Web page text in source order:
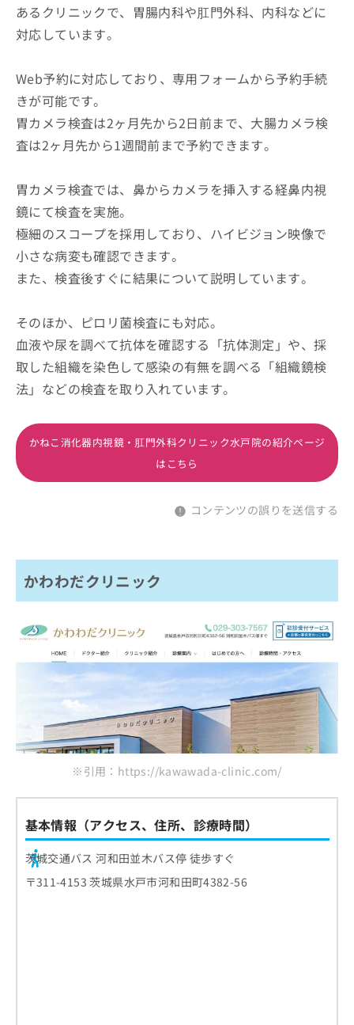
あるクリニックで、胃腸内科や肛門外科、内科などに
対応しています。
Web予約に対応しており、専用フォームから予約手続
きが可能です。
胃カメラ検査は2ヶ月先から2日前まで、大腸カメラ検
査は2ヶ月先から1週間前まで予約できます。
胃カメラ検査では、鼻からカメラを挿入する経鼻内視
鏡にて検査を実施。
極細のスコープを採用しており、ハイビジョン映像で
小さな病変も確認できます。
また、検査後すぐに結果について説明しています。
そのほか、ピロリ菌検査にも対応。
血液や尿を調べて抗体を確認する「抗体測定」や、採
取した組織を染色して感染の有無を調べる「組織鏡検
法」などの検査を取り入れています。
かねこ消化器内視鏡・肛門外科クリニック水戸院の紹介ページ
はこちら
コンテンツの誤りを送信する
かわわだクリニック
※引用：https://kawawada-clinic.com/
基本情報（アクセス、住所、診療時間）
茨城交通バス 河和田並木バス停 徒歩すぐ
〒311-4153 茨城県水戸市河和田町4382-56